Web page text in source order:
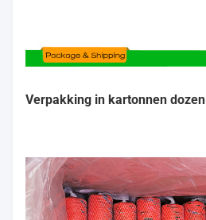
Verpakking in kartonnen dozen